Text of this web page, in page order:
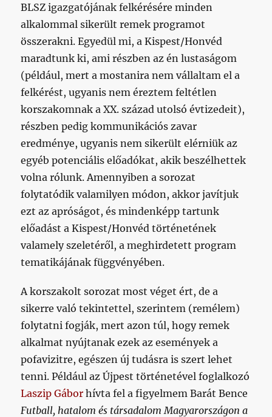
BLSZ igazgatójának felkérésére minden
alkalommal sikerült remek programot
összerakni. Egyedül mi, a Kispest/Honvéd
maradtunk ki, ami részben az én lustaságom
(például, mert a mostanira nem vállaltam el a
felkérést, ugyanis nem éreztem feltétlen
korszakomnak a XX. század utolsó évtizedeit),
részben pedig kommunikációs zavar
eredménye, ugyanis nem sikerült elérniük az
egyéb potenciális előadókat, akik beszélhettek
volna rólunk. Amennyiben a sorozat
folytatódik valamilyen módon, akkor javítjuk
ezt az apróságot, és mindenképp tartunk
előadást a Kispest/Honvéd történetének
valamely szeletéről, a meghirdetett program
tematikájának függvényében.
A korszakolt sorozat most véget ért, de a
sikerre való tekintettel, szerintem (remélem)
folytatni fogják, mert azon túl, hogy remek
alkalmat nyújtanak ezek az események a
pofavizitre, egészen új tudásra is szert lehet
tenni. Például az Újpest történetével foglalkozó
Laszip Gábor hívta fel a figyelmem Barát Bence
Futball, hatalom és társadalom Magyarországon a